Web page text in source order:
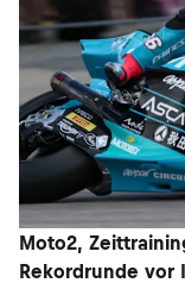
Moto2,
Rekordrunde vor